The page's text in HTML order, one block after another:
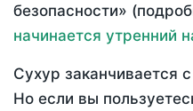
безопасности»
начинается утренний
Сухур заканчивается
Но если вы